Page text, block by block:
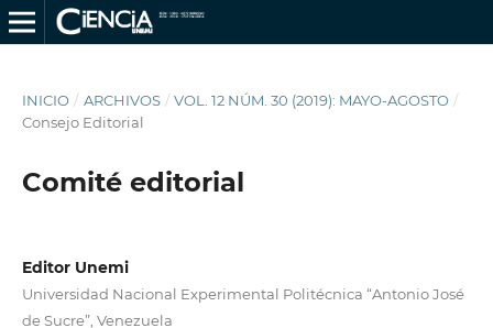
INICIO / ARCHIVOS / VOL. 12 NÚM. 30 (2019): MAYO-AGOSTO /
Consejo Editorial
Comité editorial
Editor Unemi
Universidad Nacional Experimental Politécnica “Antonio José
de Sucre”, Venezuela